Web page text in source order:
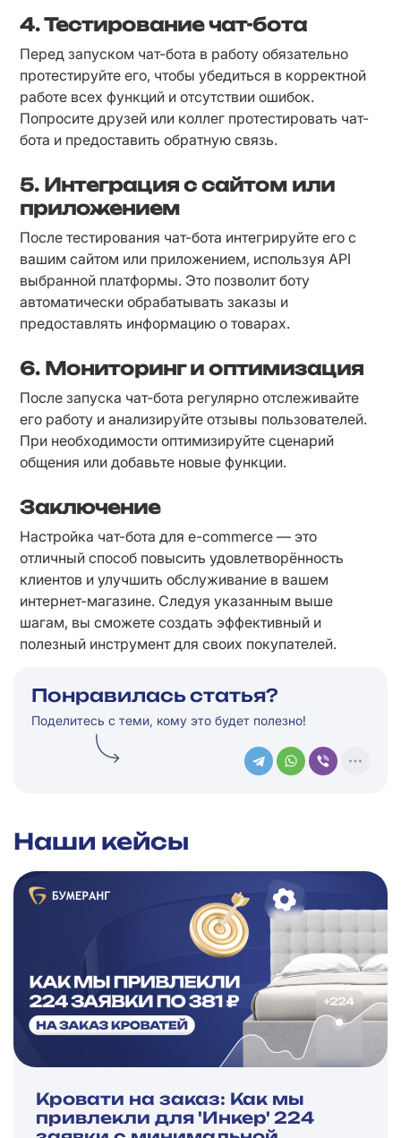
4. Тестирование чат-бота
Перед запуском чат-бота в работу обязательно
протестируйте его, чтобы убедиться в корректной
работе всех функций и отсутствии ошибок.
Попросите друзей или коллег протестировать чат-
бота и предоставить обратную связь.
5. Интеграция с сайтом или
приложением
После тестирования чат-бота интегрируйте его с
вашим сайтом или приложением, используя API
выбранной платформы. Это позволит боту
автоматически обрабатывать заказы и
предоставлять информацию о товарах.
6. Мониторинг и оптимизация
После запуска чат-бота регулярно отслеживайте
его работу и анализируйте отзывы пользователей.
При необходимости оптимизируйте сценарий
общения или добавьте новые функции.
Заключение
Настройка чат-бота для e-commerce — это
отличный способ повысить удовлетворённость
клиентов и улучшить обслуживание в вашем
интернет-магазине. Следуя указанным выше
шагам, вы сможете создать эффективный и
полезный инструмент для своих покупателей.
Понравилась статья?
Поделитесь с теми, кому это будет полезно!
Наши кейсы
Кровати на заказ: Как мы
привлекли для 'Инкер' 224